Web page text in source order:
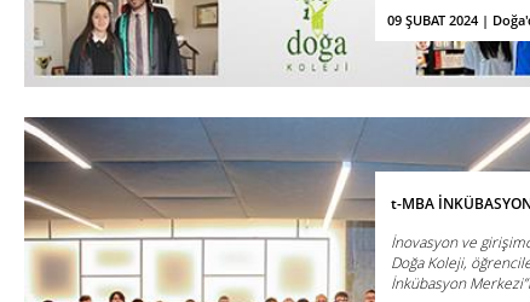
09 ŞUBAT 2024 |
t-MBA
İnovasyon ve
Doğa Koleji,
İnkübasyon